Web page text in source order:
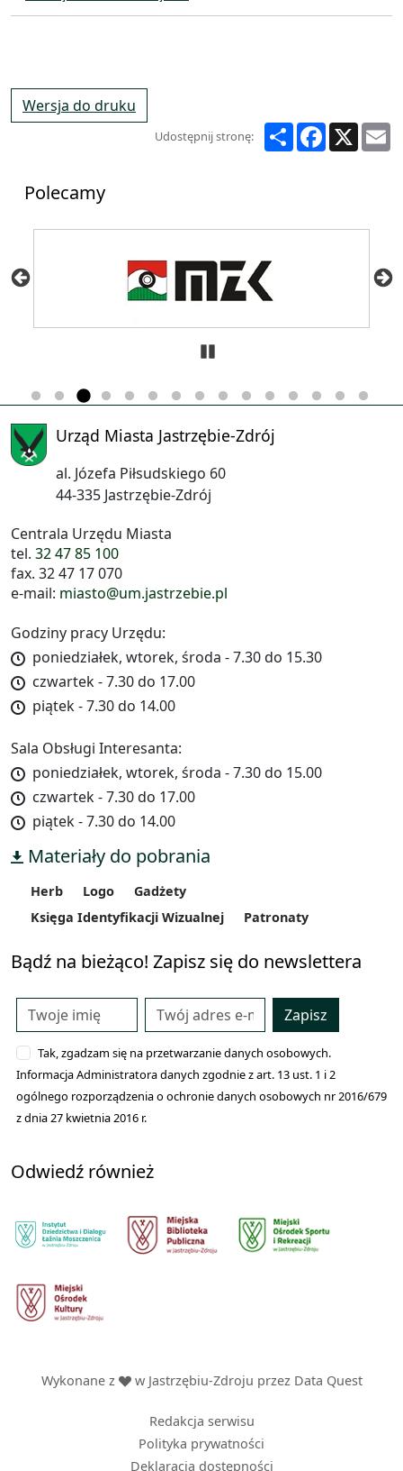
Wersja do druku
Udostępnij stronę: ShareFacebook
X
Polecamy
Zatrzymaj
Urząd Miasta Jastrzębie-Zdrój
al. Józefa Piłsudskiego 60
44-335 Jastrzębie-Zdrój
Centrala Urzędu Miasta
tel. 32 47 85 100
fax. 32 47 17 070
e-mail: miasto@um.jastrzebie.pl
Godziny pracy Urzędu:
poniedziałek, wtorek, środa - 7.30 do 15.30
czwartek - 7.30 do 17.00
piątek - 7.30 do 14.00
Sala Obsługi Interesanta:
poniedziałek, wtorek, środa - 7.30 do 15.00
czwartek - 7.30 do 17.00
piątek - 7.30 do 14.00
Materiały do pobrania
Herb Logo
Gadżety
Księga Identyfikacji Wizualnej
Patronaty
Bądź na bieżąco! Zapisz się do newslettera
Zapisz
Tak, zgadzam się na przetwarzanie danych osobowych.
Informacja Administratora danych zgodnie z art. 13 ust. 1 i 2
ogólnego rozporządzenia o ochronie danych osobowych nr 2016/679
z dnia 27 kwietnia 2016 r.
Odwiedź również
Wykonane z w Jastrzębiu-Zdroju przez Data Quest
Redakcja serwisu
Polityka prywatności
Deklaracja dostępności